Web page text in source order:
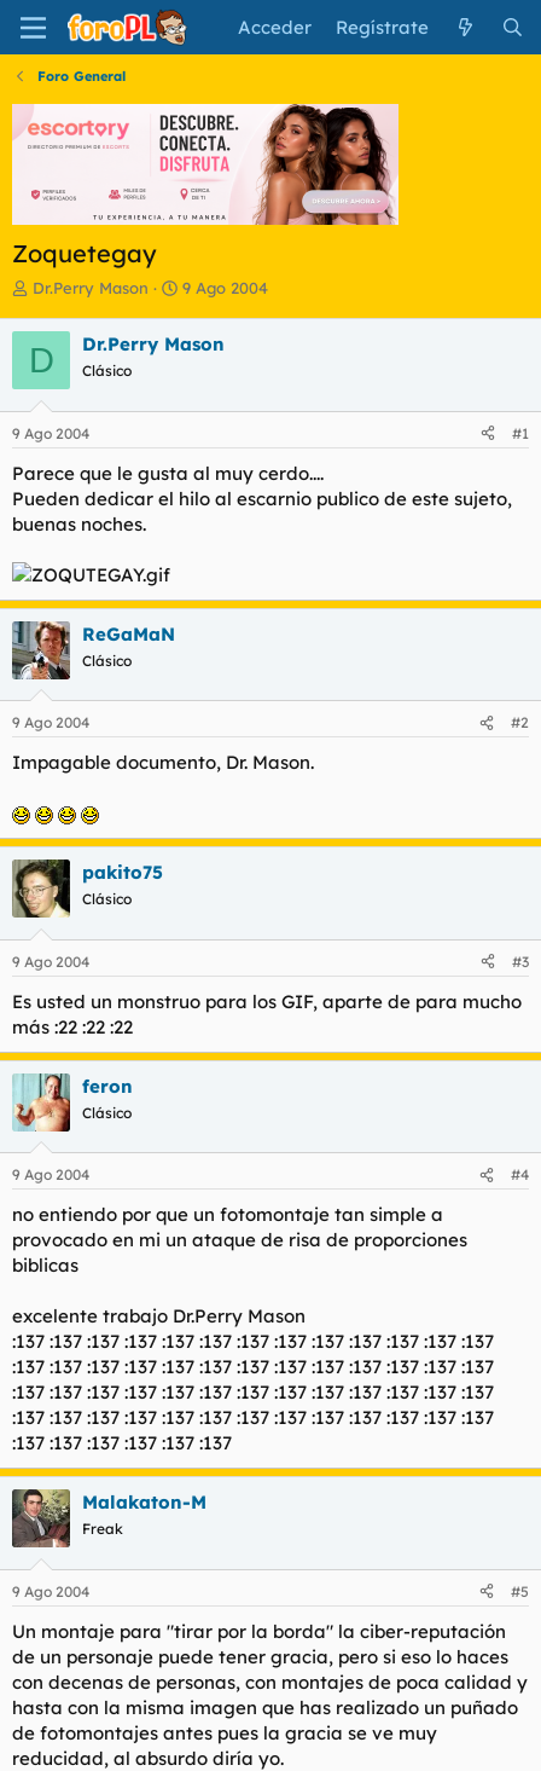
Acceder Regístrate
Foro General
Zoquetegay
I
i
c
i
a
d
o
d
e
l
e
a
Dr.Perry Mason
F
h
e
i
c
9 Ago 2004
D Dr.Perry Mason
Clásico
9 Ago 2004 #1
Parece que le gusta al muy cerdo....
Pueden dedicar el hilo al escarnio publico de este sujeto,
buenas noches.
ReGaMaN
Clásico
9 Ago 2004 #2
Impagable documento, Dr. Mason.
pakito75
Clásico
9 Ago 2004 #3
Es usted un monstruo para los GIF, aparte de para mucho
más :22 :22 :22
feron
Clásico
9 Ago 2004 #4
no entiendo por que un fotomontaje tan simple a
provocado en mi un ataque de risa de proporciones
biblicas
excelente trabajo Dr.Perry Mason
:137 :137 :137 :137 :137 :137 :137 :137 :137 :137 :137 :137 :137
:137 :137 :137 :137 :137 :137 :137 :137 :137 :137 :137 :137 :137
:137 :137 :137 :137 :137 :137 :137 :137 :137 :137 :137 :137 :137
:137 :137 :137 :137 :137 :137 :137 :137 :137 :137 :137 :137 :137
:137 :137 :137 :137 :137 :137
Malakaton-M
Freak
9 Ago 2004 #5
Un montaje para "tirar por la borda" la ciber-reputación
de un personaje puede tener gracia, pero si eso lo haces
con decenas de personas, con montajes de poca calidad y
hasta con la misma imagen que has realizado un puñado
de fotomontajes antes pues la gracia se ve muy
reducidad, al absurdo diría yo.